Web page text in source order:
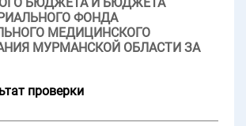
ФОНДА
МЕДИЦИНСКОГО
МУРМАНСКОЙ ОБЛАСТИ ЗА
проверки